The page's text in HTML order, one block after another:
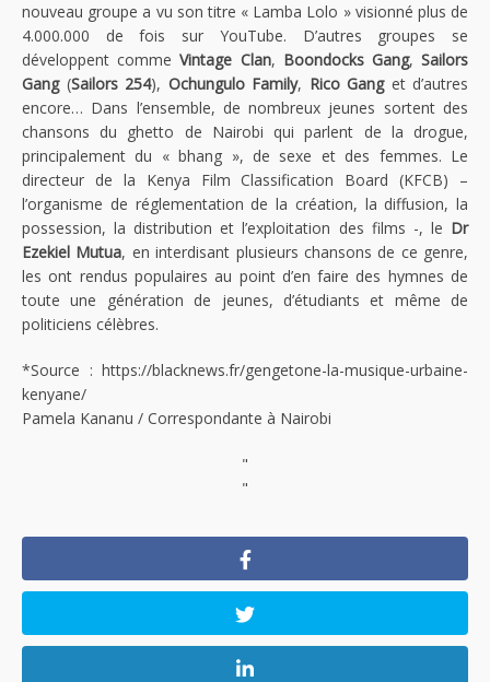
nouveau groupe a vu son titre « Lamba Lolo » visionné plus de
4.000.000 de fois sur YouTube. D’autres groupes se
développent commeVintage Clan, Boondocks Gang,Sailors
Gang(Sailors 254), Ochungulo Family, Rico Ganget d’autres
encore… Dans l’ensemble, de nombreux jeunes sortent des
chansons du ghetto de Nairobi qui parlent de la drogue,
principalement du « bhang », de sexe et des femmes. Le
directeur de la Kenya Film Classification Board (KFCB) –
l’organisme de réglementation de la création, la diffusion, la
possession, la distribution et l’exploitation des films -, le Dr
Ezekiel Mutua, en interdisant plusieurs chansons de ce genre,
les ont rendus populaires au point d’en faire des hymnes de
toute une génération de jeunes, d’étudiants et même de
politiciens célèbres.
*Source : https://blacknews.fr/gengetone-la-musique-urbaine-
kenyane/
Pamela Kananu / Correspondante à Nairobi
"
"